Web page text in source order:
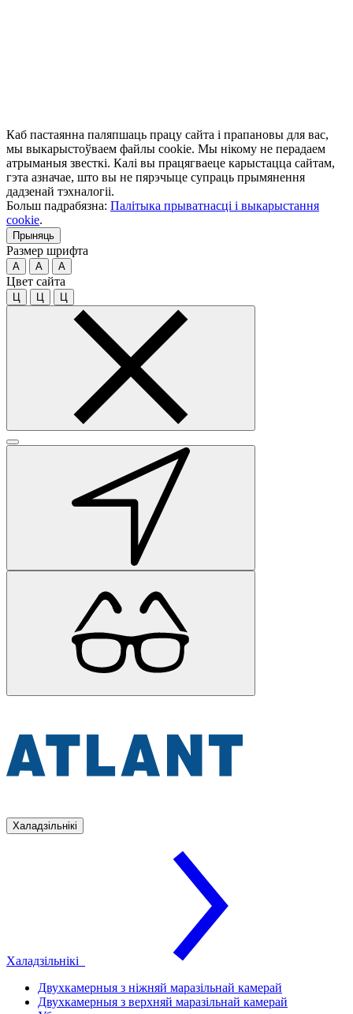
Каб пастаянна паляпшаць працу сайта і прапановы для вас,
мы выкарыстоўваем файлы cookie. Мы нікому не перадаем
атрыманыя звесткі. Калі вы працягваеце карыстацца сайтам,
гэта азначае, што вы не пярэчыце супраць прымянення
дадзенай тэхналогіі.
Больш падрабязна: Палітыка прыватнасці і выкарыстання
cookie.
Прыняць
Размер шрифта
A A A
Цвет сайта
Ц Ц Ц
Халадзільнікі
Халадзільнікі
Двухкамерныя з ніжняй маразільнай камерай
Двухкамерныя з верхняй маразільнай камерай